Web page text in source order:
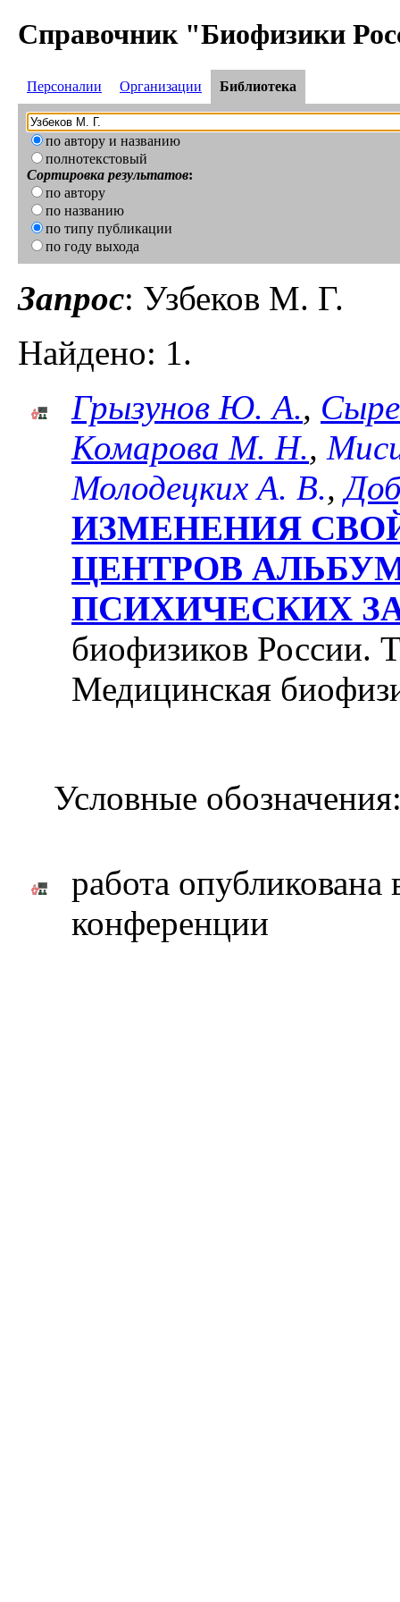
Справочник "Биофизики
Персоналии Организации Библиотека
по автору и названию
полнотекстовый
Сортировка результатов:
по автору
по названию
по типу публикации
по году выхода
Запрос: Узбеков М. Г.
Найдено: 1.
Грызунов Ю. А.,
Комарова М. Н.,
Молодецких А. В.,
ИЗМЕНЕНИЯ
ЦЕНТРОВ
ПСИХИЧЕСКИХ
биофизиков России.
Медицинская
Условные
работа опубликована
конференции